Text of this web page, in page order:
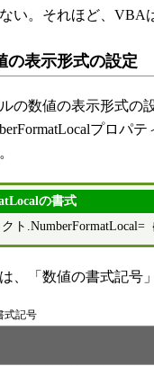
い。それほど、VBA
の表示形式の設定
の数値の表示形式の
プロパ
の書式
ト.NumberFormatLocal=
、「数値の書式記号
式記号